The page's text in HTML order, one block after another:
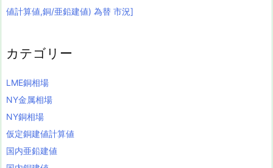
値計算値,銅/亜鉛建値) 為替 市況]
カテゴリー
LME銅相場
NY金属相場
NY銅相場
仮定銅建値計算値
国内亜鉛建値